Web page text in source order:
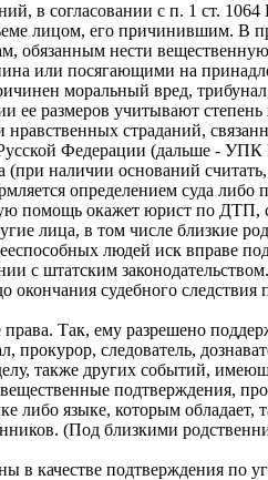
в согласовании с п. 1 ст.
лицом, его причинившим. В
обязанным нести вещественную
или посягающими на
моральный вред,
ее размеров учитывают
страданий,
Федерации (дальше -
наличии оснований
определением суда либо
помощь окажет юрист по
лица, в том числе близкие
людей иск вправе
с штатским законодательством.
судебного
Так, ему разрешено
следователь,
также других событий,
подтверждения,
либо языке, которым
(Под близкими
качестве подтверждения по